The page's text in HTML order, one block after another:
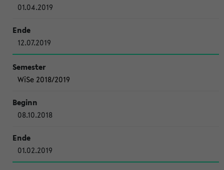
01.04.2019
12.07.2019
WiSe 2018/2019
08.10.2018
01.02.2019